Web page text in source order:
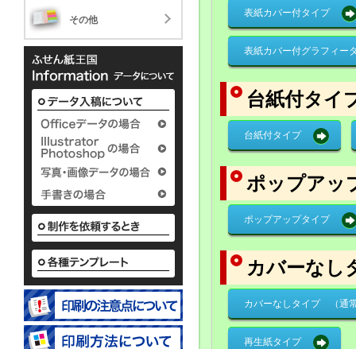
49.3
表紙カバー付グラフィ
ータイプ
33.03
30,000
表紙カバ
10,000
カバーなし再生紙上質
タイプ
12.65
カバーな
30,000
その他
2つ折付箋＆メモタイ
プ
50.62
パタパ
30,000
名刺ポケット付タイプ
51.03
表紙カバー付タイプ
表紙カバー付グラフィー
台紙付タイ
台紙付タイプ
ポップアッ
ポップアップタイプ
カバーなし
カバーなしタイプ （通
再生紙タイプ